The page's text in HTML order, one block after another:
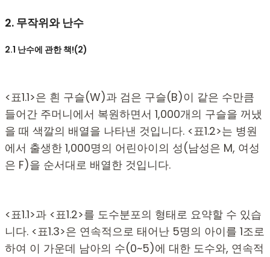
2. 무작위와 난수
2.1 난수에 관한 책!(2)
<표1.1>은 흰 구슬(W)과 검은 구슬(B)이 같은 수만큼
들어간 주머니에서 복원하면서 1,000개의 구슬을 꺼냈
을 때 색깔의 배열을 나타낸 것입니다. <표1.2>는 병원
에서 출생한 1,000명의 어린아이의 성(남성은 M, 여성
은 F)을 순서대로 배열한 것입니다.
<표1.1>과 <표1.2>를 도수분포의 형태로 요약할 수 있습
니다. <표1.3>은 연속적으로 태어난 5명의 아이를 1조로
하여 이 가운데 남아의 수(0~5)에 대한 도수와, 연속적